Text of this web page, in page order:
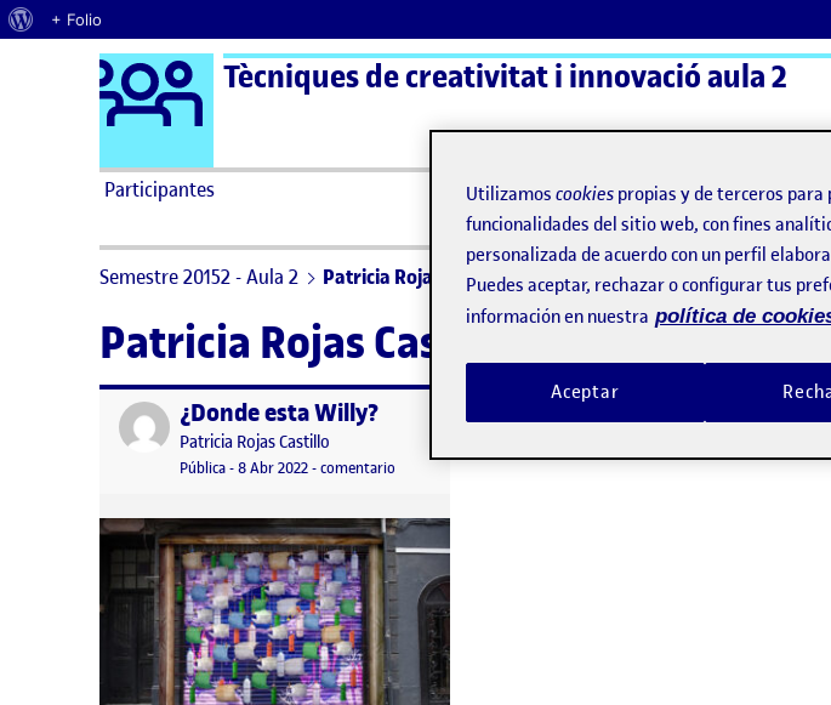
Acerca de WordPress
+ Folio
Saltar al contenido Logo Ágora
Tècniques de creativitat i innovació aula 2
Participantes ActiFolios
Semestre 20152 - Aula 2 Patricia Rojas Castillo
Patricia Rojas Castillo
Publicado por¿Donde esta Willy?
Publicado por
Patricia Rojas Castillo
Visibilidad:
Pública-Fecha de publicación
8 Abr 2022-comentario en ¿Donde esta Willy?
Utilizamos cookies propias y de terceros
funcionalidades del sitio web, con fines
personalizada de acuerdo con un perfil
Puedes aceptar, rechazar o configurar tus
información en nuestra política de
Aceptar